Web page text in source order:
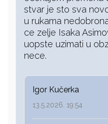
stvar je sto sva
u rukama
ce zelje Isaka
uopste uzimati u
nece.
Igor Kučerka
13.5.2026. 19:54